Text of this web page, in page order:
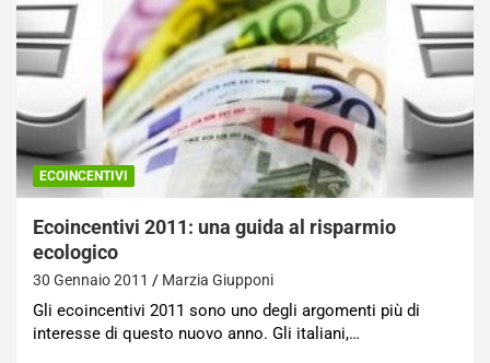
ECOINCENTIVI
Ecoincentivi 2011: una guida al risparmio
ecologico
30 Gennaio 2011 Marzia Giupponi
Gli ecoincentivi 2011 sono uno degli argomenti più di
interesse di questo nuovo anno. Gli italiani,…